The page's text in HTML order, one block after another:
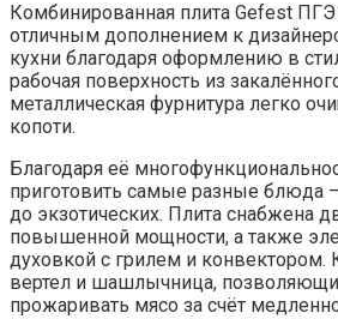
Комбинированная плита Gefest ПГЭ
отличным дополнением к
кухни благодаря оформлению в
рабочая поверхность из
металлическая фурнитура легко
копоти.
Благодаря её
приготовить самые разные блюда
до экзотических. Плита снабжена
повышенной мощности, а также
духовкой с грилем и конвектором.
вертел и шашлычница,
прожаривать мясо за счёт